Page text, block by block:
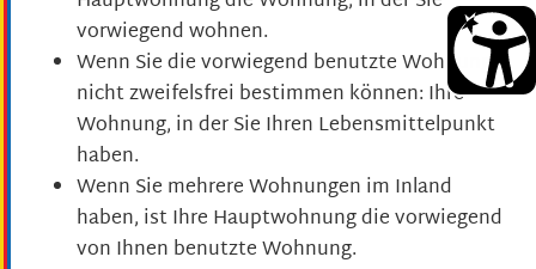
vorwiegend wohnen.
Wenn Sie die vorwiegend benutzte Wohnung
nicht zweifelsfrei bestimmen können: Ihre
Wohnung, in der Sie Ihren Lebensmittelpunkt
haben.
Wenn Sie mehrere Wohnungen im Inland
haben, ist Ihre Hauptwohnung die vorwiegend
von Ihnen benutzte Wohnung.